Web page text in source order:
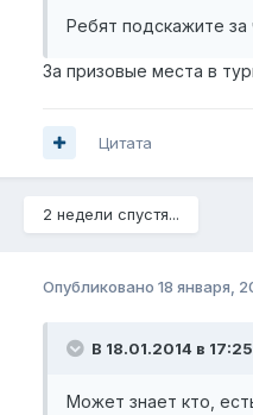
Ребят подскажите
За призовые места в
Цитата
2 недели спустя...
Опубликовано 18 января,
В 18.01.2014 в
Может знает кто,